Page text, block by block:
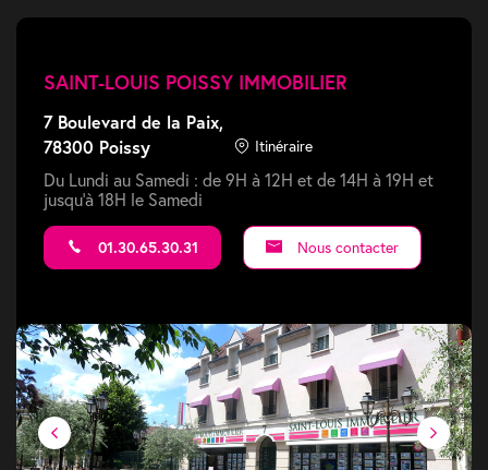
SAINT-LOUIS POISSY IMMOBILIER
7 Boulevard de la Paix,
78300 Poissy
Itinéraire
Du Lundi au Samedi : de 9H à 12H et de 14H à 19H et
jusqu'à 18H le Samedi
01.30.65.30.31 Nous contacter